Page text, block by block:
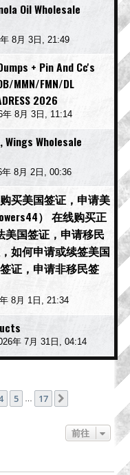
Oil Wholesale
8月 3日, 21:49
+ Pin And Cc's
MMN/FMN/DL
2026
年 8月 3日, 11:14
Wings Wholesale
年 8月 2日, 00:36
买美国签证，申请美
） 在线购买正
美国签证，申请移民
如何申请或续签美国
证，申请非移民签
8月 1日, 21:34
年 7月 31日, 04:14
) 5 17
前往